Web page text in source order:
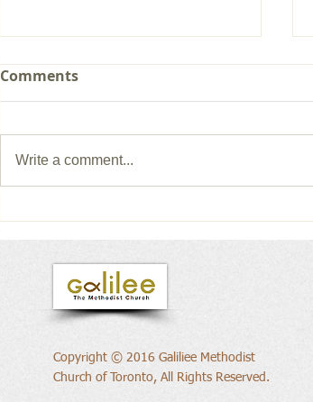
새로운 권위의 삶으로
Comments
Write a comment...
Copyright © 2016 Galiliee Methodist
Church of Toronto, All Rights Reserved.